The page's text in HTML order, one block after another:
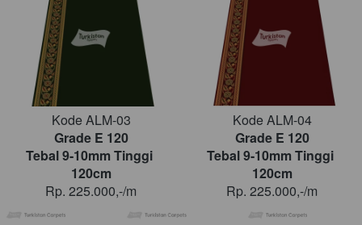
Kode ALM-03
Grade E 120
Tebal 9-10mm Tinggi
120cm
Rp. 225.000,-/m
Kode ALM-04
Grade E 120
Tebal 9-10mm Tinggi
120cm
Rp. 225.000,-/m